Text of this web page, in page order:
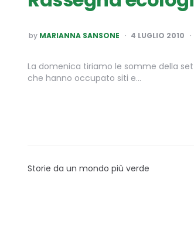
POSTED
BY
by MARIANNA SANSONE 4 LUGLIO 2010
La domenica tiriamo le somme della
che hanno occupato siti e…
Storie da un mondo più verde